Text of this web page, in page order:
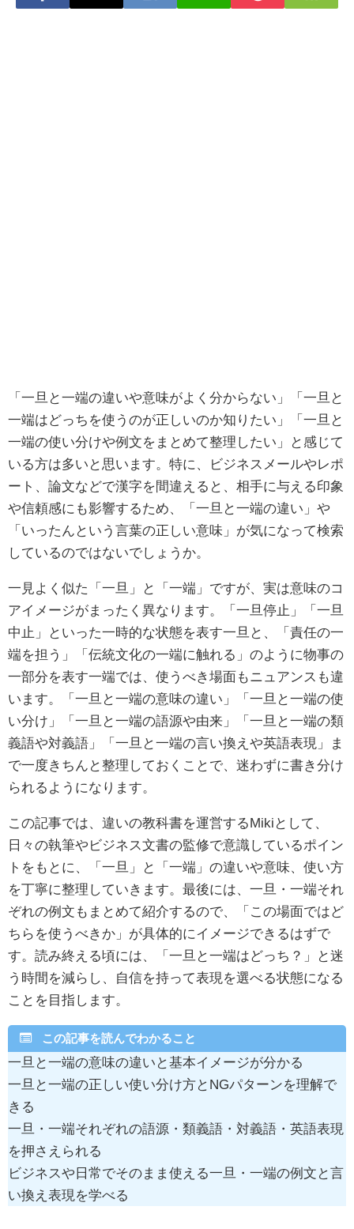
「一旦と一端の違いや意味がよく分からない」「一旦と
一端はどっちを使うのが正しいのか知りたい」「一旦と
一端の使い分けや例文をまとめて整理したい」と感じて
いる方は多いと思います。特に、ビジネスメールやレポ
ート、論文などで漢字を間違えると、相手に与える印象
や信頼感にも影響するため、「一旦と一端の違い」や
「いったんという言葉の正しい意味」が気になって検索
しているのではないでしょうか。
一見よく似た「一旦」と「一端」ですが、実は意味のコ
アイメージがまったく異なります。「一旦停止」「一旦
中止」といった一時的な状態を表す一旦と、「責任の一
端を担う」「伝統文化の一端に触れる」のように物事の
一部分を表す一端では、使うべき場面もニュアンスも違
います。「一旦と一端の意味の違い」「一旦と一端の使
い分け」「一旦と一端の語源や由来」「一旦と一端の類
義語や対義語」「一旦と一端の言い換えや英語表現」ま
で一度きちんと整理しておくことで、迷わずに書き分け
られるようになります。
この記事では、違いの教科書を運営するMikiとして、
日々の執筆やビジネス文書の監修で意識しているポイン
トをもとに、「一旦」と「一端」の違いや意味、使い方
を丁寧に整理していきます。最後には、一旦・一端それ
ぞれの例文もまとめて紹介するので、「この場面ではど
ちらを使うべきか」が具体的にイメージできるはずで
す。読み終える頃には、「一旦と一端はどっち？」と迷
う時間を減らし、自信を持って表現を選べる状態になる
ことを目指します。
この記事を読んでわかること
一旦と一端の意味の違いと基本イメージが分かる
一旦と一端の正しい使い分け方とNGパターンを理解で
きる
一旦・一端それぞれの語源・類義語・対義語・英語表現
を押さえられる
ビジネスや日常でそのまま使える一旦・一端の例文と言
い換え表現を学べる